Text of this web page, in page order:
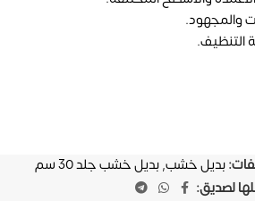
والمجهود.
التنظيف.
بديل خشب,بديل خشب جلد 30 سم
لصديق: